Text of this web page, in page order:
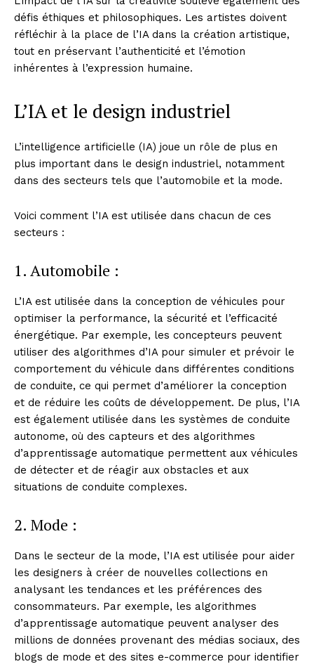
défis éthiques et philosophiques. Les artistes doivent
réfléchir à la place de l’IA dans la création artistique,
tout en préservant l’authenticité et l’émotion
inhérentes à l’expression humaine.
L’IA et le design industriel
L’intelligence artificielle (IA) joue un rôle de plus en
plus important dans le design industriel, notamment
dans des secteurs tels que l’automobile et la mode.
Voici comment l’IA est utilisée dans chacun de ces
secteurs :
1. Automobile :
L’IA est utilisée dans la conception de véhicules pour
optimiser la performance, la sécurité et l’efficacité
énergétique. Par exemple, les concepteurs peuvent
utiliser des algorithmes d’IA pour simuler et prévoir le
comportement du véhicule dans différentes conditions
de conduite, ce qui permet d’améliorer la conception
et de réduire les coûts de développement. De plus, l’IA
est également utilisée dans les systèmes de conduite
autonome, où des capteurs et des algorithmes
d’apprentissage automatique permettent aux véhicules
de détecter et de réagir aux obstacles et aux
situations de conduite complexes.
2. Mode :
Dans le secteur de la mode, l’IA est utilisée pour aider
les designers à créer de nouvelles collections en
analysant les tendances et les préférences des
consommateurs. Par exemple, les algorithmes
d’apprentissage automatique peuvent analyser des
millions de données provenant des médias sociaux, des
blogs de mode et des sites e-commerce pour identifier